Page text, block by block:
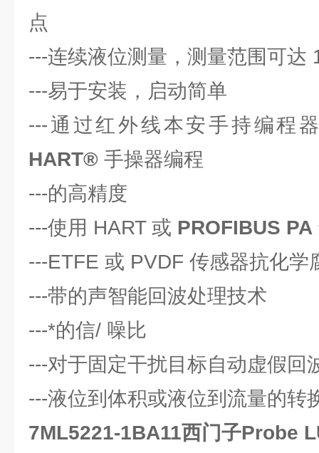
点
---连续液位测量，测量范围可达
---易于安装，启动简单
---通过红外线本安手持编程
HART® 手操器编程
---的高精度
---使用 HART 或 PROFIBUS PA
---ETFE 或 PVDF 传感器抗化学
---带的声智能回波处理技术
---*的信/ 噪比
---对于固定干扰目标自动虚假回
---液位到体积或液位到流量的转
7ML5221-1BA11西门子Probe